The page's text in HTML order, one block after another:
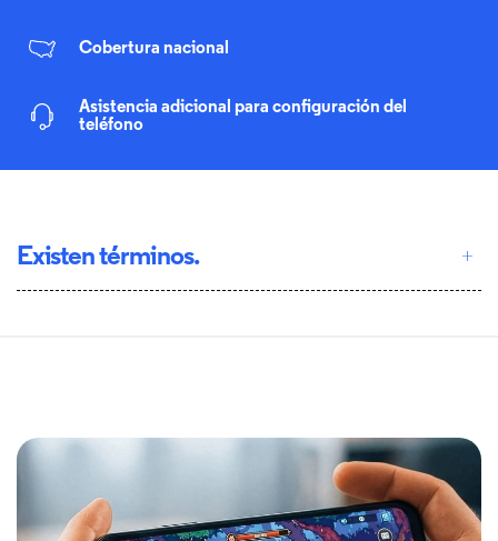
Cobertura nacional
Asistencia adicional para configuración del
teléfono
Existen términos.